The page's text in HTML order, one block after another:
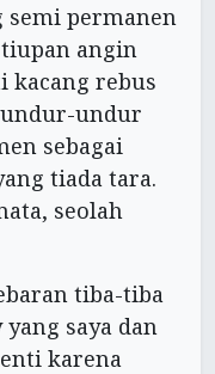
permanen
angin
kacang rebus
undur
sebagai
tiada tara.
seolah
tiba-tiba
saya dan
karena